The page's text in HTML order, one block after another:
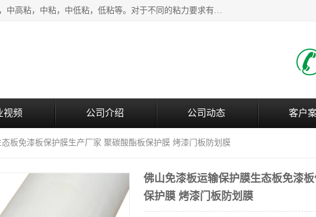
该类保护膜有复合，透明、奶白、蓝色、黑白等膜型。特高粘，高粘，中高粘，中粘，中低粘，低粘等。对于不同的粘力要求有相应的产品相适配。无胶渍残留污染。在较宽的收卷幅度下平整无皱纹，收卷长度大，利于机械化及自动化施工粘贴。为您的产品提供的表面保护解决方案。 产品广泛适用于：铝材、不锈钢、金属、塑料、电子、家电、家具、玻璃、化工材料、装饰材料等。
视频 公司介绍 公司动态 客户
板免漆板保护膜生产厂家 聚碳酸酯板保护膜 烤漆门板防划膜
佛山免漆板运输保护膜生态板免漆
保护膜 烤漆门板防划膜